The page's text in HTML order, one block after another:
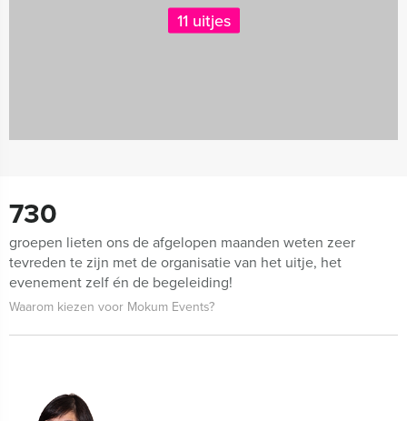
11 uitjes
730
groepen lieten ons de afgelopen maanden weten zeer
tevreden te zijn met de organisatie van het uitje, het
evenement zelf én de begeleiding!
Waarom kiezen voor Mokum Events?